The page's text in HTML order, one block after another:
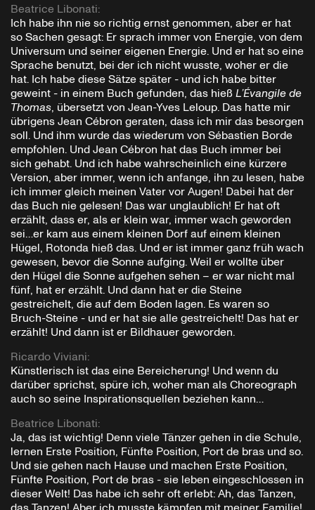
Beatrice Libonati:
Ich habe ihn nie so richtig ernst genommen, aber er hat
so Sachen gesagt: Er sprach immer von Energie, von dem
Universum und seiner eigenen Energie. Und er hat so eine
Sprache benutzt, bei der ich nicht wusste, woher er die
hat. Ich habe diese Sätze später - und ich habe bitter
geweint - in einem Buch gefunden, das hieß L’Évangile de
Thomas, übersetzt von Jean-Yves Leloup. Das hatte mir
übrigens Jean Cébron geraten, dass ich mir das besorgen
soll. Und ihm wurde das wiederum von Sébastien Borde
empfohlen. Und Jean Cébron hat das Buch immer bei
sich gehabt. Und ich habe wahrscheinlich eine kürzere
Version, aber immer, wenn ich anfange, ihn zu lesen, habe
ich immer gleich meinen Vater vor Augen! Dabei hat der
das Buch nie gelesen! Das war unglaublich! Er hat oft
erzählt, dass er, als er klein war, immer wach geworden
sei…er kam aus einem kleinen Dorf auf einem kleinen
Hügel, Rotonda hieß das. Und er ist immer ganz früh wach
gewesen, bevor die Sonne aufging. Weil er wollte über
den Hügel die Sonne aufgehen sehen – er war nicht mal
fünf, hat er erzählt. Und dann hat er die Steine
gestreichelt, die auf dem Boden lagen. Es waren so
Bruch-Steine - und er hat sie alle gestreichelt! Das hat er
erzählt! Und dann ist er Bildhauer geworden.
Ricardo Viviani:
Künstlerisch ist das eine Bereicherung! Und wenn du
darüber sprichst, spüre ich, woher man als Choreograph
auch so seine Inspirationsquellen beziehen kann…
Beatrice Libonati:
Ja, das ist wichtig! Denn viele Tänzer gehen in die Schule,
lernen Erste Position, Fünfte Position, Port de bras und so.
Und sie gehen nach Hause und machen Erste Position,
Fünfte Position, Port de bras - sie leben eingeschlossen in
dieser Welt! Das habe ich sehr oft erlebt: Ah, das Tanzen,